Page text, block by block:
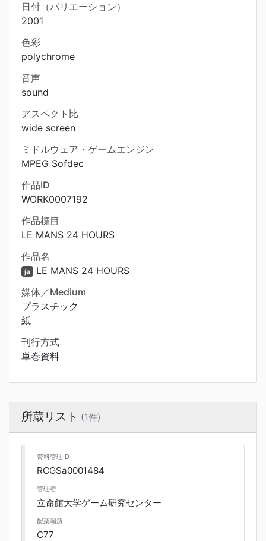
日付（バリエーション）
2001
色彩
polychrome
音声
sound
アスペクト比
wide screen
ミドルウェア・ゲームエンジン
MPEG Sofdec
作品ID
WORK0007192
作品標目
LE MANS 24 HOURS
作品名
ja LE MANS 24 HOURS
媒体／Medium
プラスチック
紙
刊行方式
単巻資料
所蔵リスト (1件)
資料管理ID
RCGSa0001484
管理者
立命館大学ゲーム研究センター
配架場所
C77